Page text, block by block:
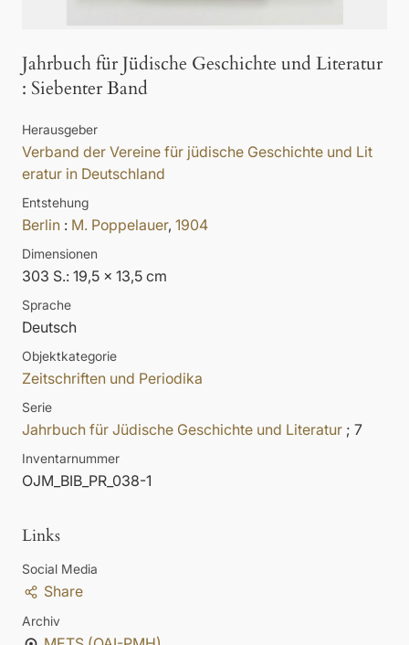
Jahrbuch für Jüdische Geschichte und Literatur
: Siebenter Band
Herausgeber
Verband der Vereine für jüdische Geschichte und Lit
eratur in Deutschland
Entstehung
Berlin : M. Poppelauer, 1904
Dimensionen
303 S.: 19,5 x 13,5 cm
Sprache
Deutsch
Objektkategorie
Zeitschriften und Periodika
Serie
Jahrbuch für Jüdische Geschichte und Literatur ; 7
Inventarnummer
OJM_BIB_PR_038-1
Links
Social Media
Share
Archiv